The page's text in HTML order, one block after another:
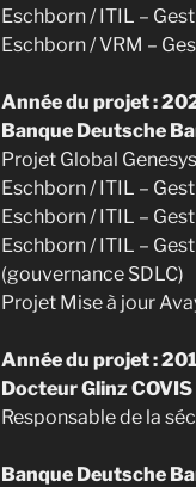
Eschborn / ITIL –
Eschborn / VRM –
Année du projet :
Banque Deutsche
Projet Global
Eschborn / ITIL –
Eschborn / ITIL –
Eschborn / ITIL –
(gouvernance SDLC)
Projet Mise à jour
Année du projet :
Docteur Glinz COVIS
Responsable de la
Banque Deutsche